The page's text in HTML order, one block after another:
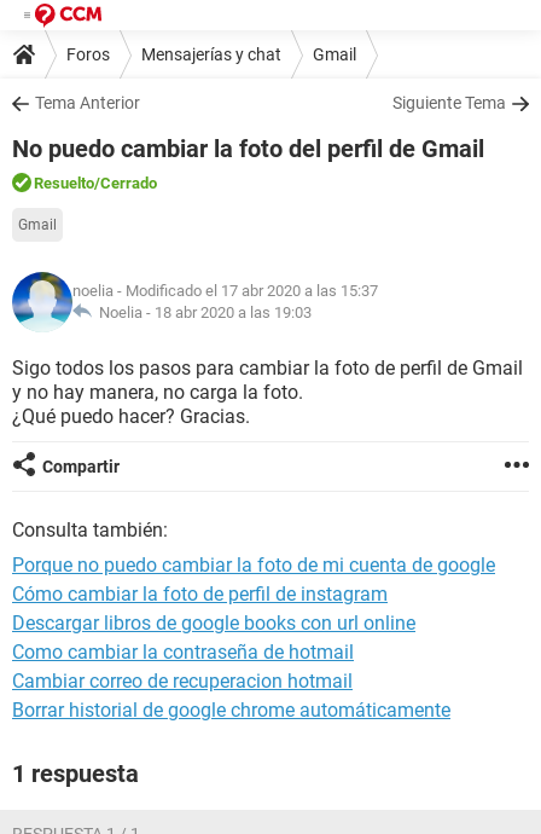
Foros Mensajerías y chat Gmail
Tema Anterior Siguiente Tema
No puedo cambiar la foto del perfil de Gmail
Resuelto/Cerrado
Gmail
noelia - Modificado el 17 abr 2020 a las 15:37
Noelia - 18 abr 2020 a las 19:03
Sigo todos los pasos para cambiar la foto de perfil de Gmail
y no hay manera, no carga la foto.
¿Qué puedo hacer? Gracias.
Compartir
Consulta también:
Porque no puedo cambiar la foto de mi cuenta de google
Cómo cambiar la foto de perfil de instagram
Descargar libros de google books con url online
Como cambiar la contraseña de hotmail
Cambiar correo de recuperacion hotmail
Borrar historial de google chrome automáticamente
1 respuesta